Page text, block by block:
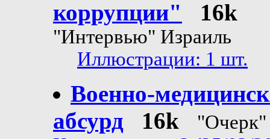
коррупции"
16k
"Интервью" Израиль
Иллюстрации: 1 шт.
Военно-
абсурд
16k
"Очерк"